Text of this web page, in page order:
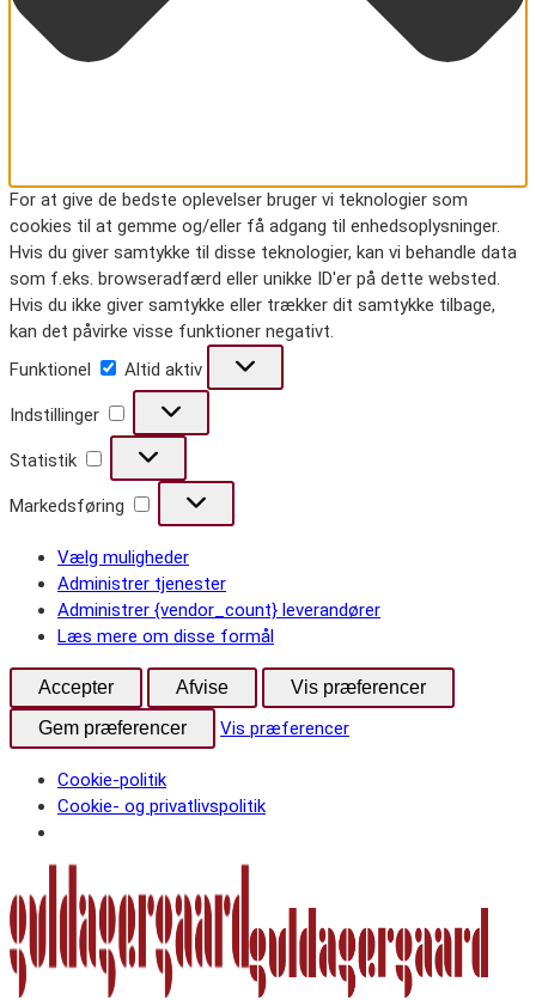
For at give de bedste oplevelser bruger vi teknologier som
cookies til at gemme og/eller få adgang til enhedsoplysninger.
Hvis du giver samtykke til disse teknologier, kan vi behandle data
som f.eks. browseradfærd eller unikke ID'er på dette websted.
Hvis du ikke giver samtykke eller trækker dit samtykke tilbage,
kan det påvirke visse funktioner negativt.
Funktionel
Altid aktiv
Indstillinger
Indstillinger
Statistik
Statistik
Markedsføring
Markedsføring
Vælg muligheder
Administrer tjenester
Administrer {vendor_count} leverandører
Læs mere om disse formål
Accepter Afvise
Vis præferencer
Gem præferencer
Vis præferencer
Cookie-politik
Cookie- og privatlivspolitik
til
indhold